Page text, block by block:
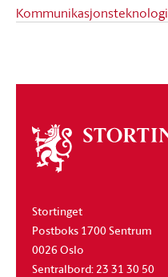
Kommunikasjonsteknologi
Om
stortinget
Stortinget
Postboks 1700 Sentrum
0026 Oslo
Sentralbord: 23 31 30 50